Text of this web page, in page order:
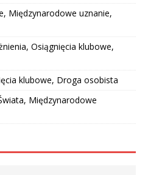
Międzynarodowe uznanie,
Osiągnięcia klubowe,
klubowe, Droga osobista
Międzynarodowe